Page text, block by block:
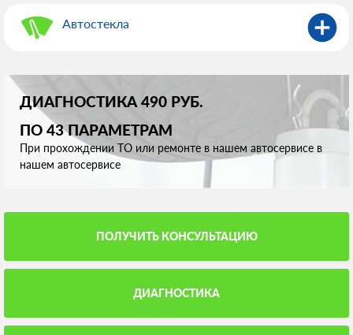
Автостекла
ДИАГНОСТИКА 490 РУБ.
ПО 43 ПАРАМЕТРАМ
При прохождении ТО или ремонте в нашем автосервисе в
нашем автосервисе
ПОЛУЧИТЬ КОНСУЛЬТАЦИЮ
ДИАГНОСТИКА